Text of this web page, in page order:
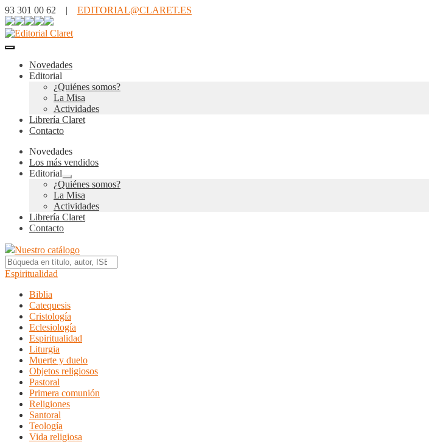
93 301 00 62 | EDITORIAL@CLARET.ES
Novedades
Editorial
¿Quiénes somos?
La Misa
Actividades
Librería Claret
Contacto
Novedades
Los más vendidos
Editorial
Expandir
el
menú
hijo
¿Quiénes somos?
La Misa
Actividades
Librería Claret
Contacto
Nuestro catálogo
Espiritualidad
Biblia
Catequesis
Cristología
Eclesiología
Espiritualidad
Liturgia
Muerte y duelo
Objetos religiosos
Pastoral
Primera comunión
Religiones
Santoral
Teología
Vida religiosa